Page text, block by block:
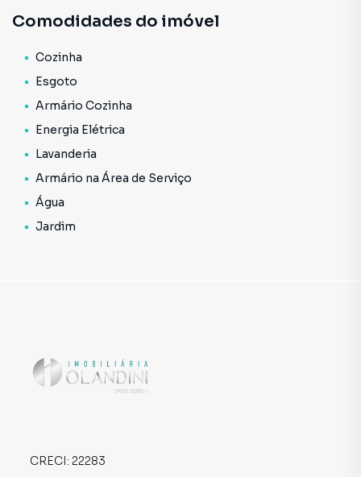
Comodidades do imóvel
Cozinha
Esgoto
Armário Cozinha
Energia Elétrica
Lavanderia
Armário na Área de Serviço
Água
Jardim
CRECI: 22283